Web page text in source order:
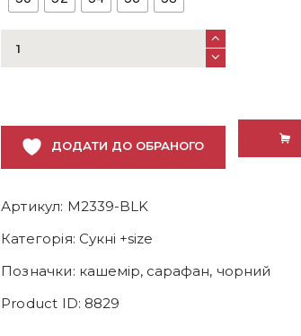
кашеміру
великого
розміру
ДОДАТИ ДО ОБРАНОГО
Артикул: M2339-BLK
Категорія: Сукні +size
Позначки: кашемір, сарафан, чорний
Product ID: 8829